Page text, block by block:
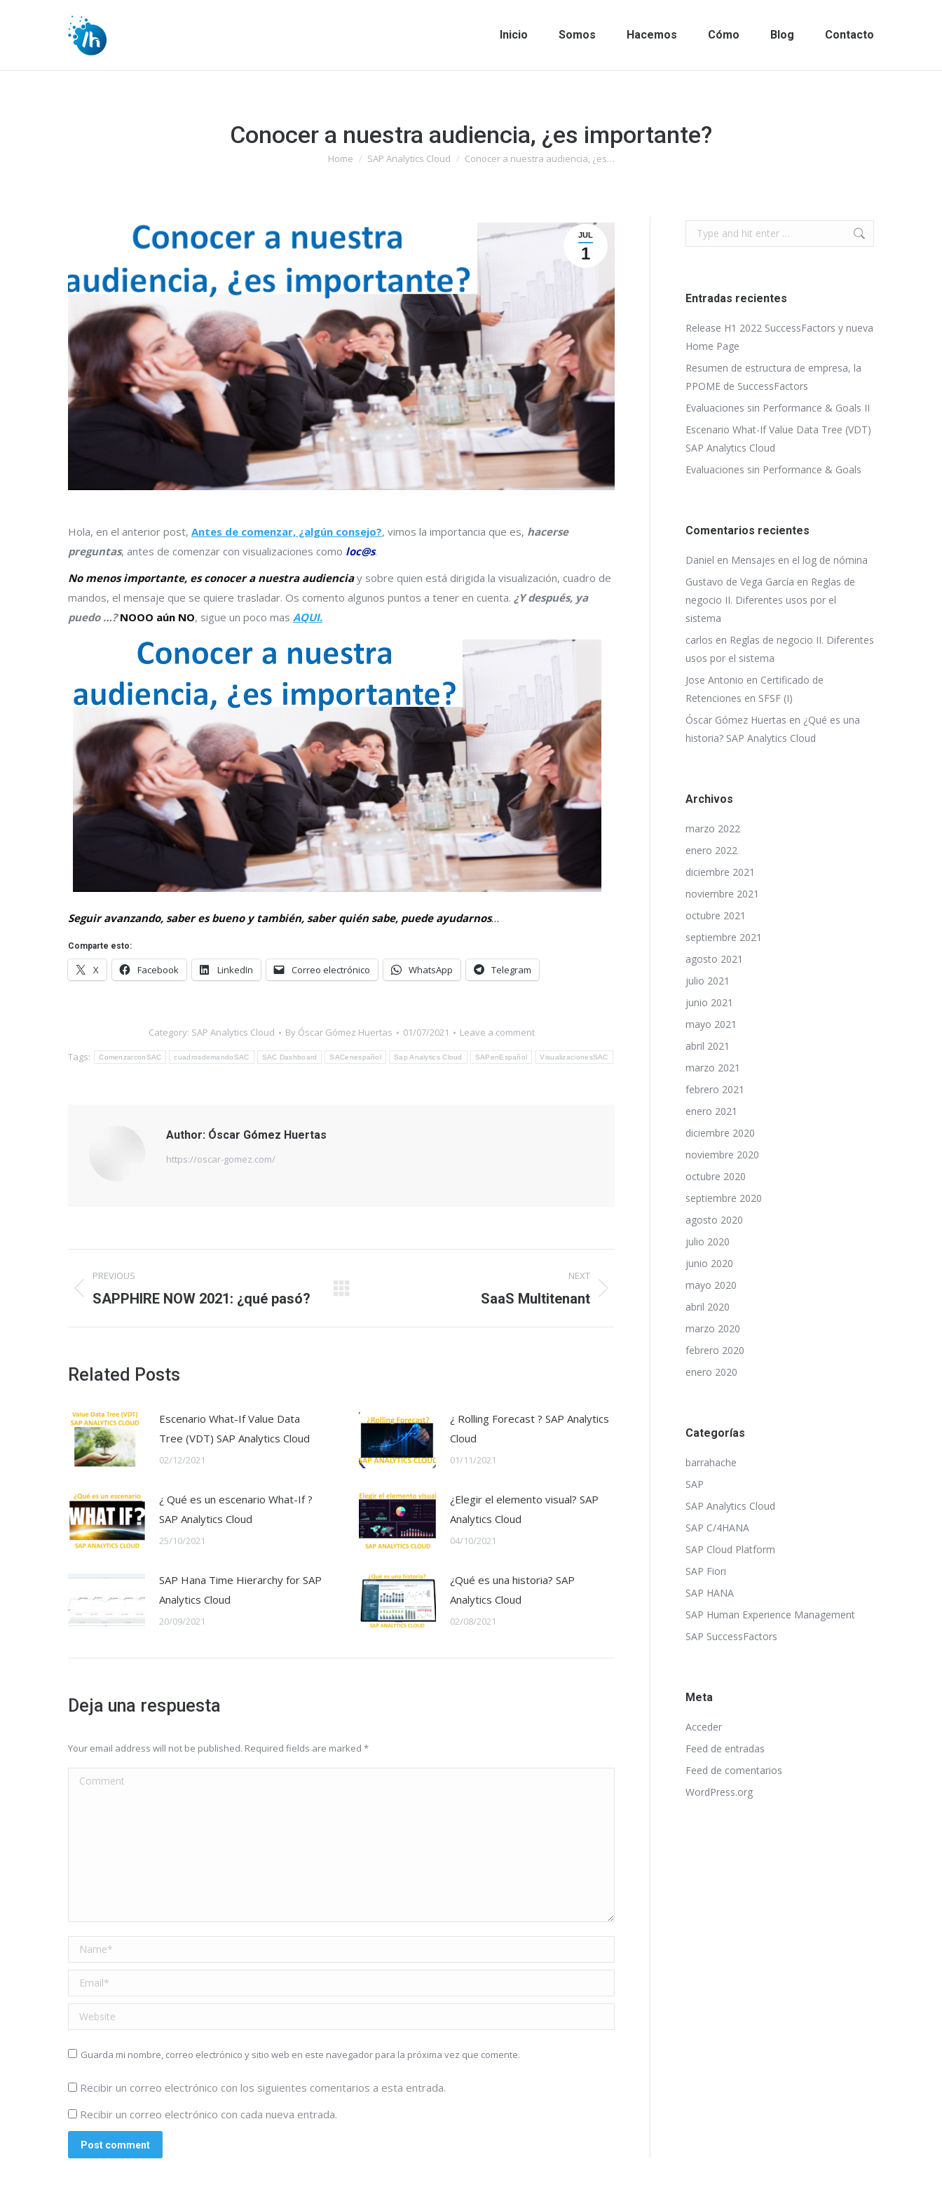
Inicio Somos Hacemos Cómo Blog Contacto
Conocer a nuestra audiencia, ¿es importante?
You are here:
Home SAP Analytics Cloud Conocer a nuestra audiencia, ¿es…
JUL
1
Hola, en el anterior post, Antes de comenzar, ¿algún consejo?, vimos la importancia que es, hacerse
preguntas, antes de comenzar con visualizaciones como loc@s.
No menos importante, es conocer a nuestra audiencia y sobre quien está dirigida la visualización, cuadro de
mandos, el mensaje que se quiere trasladar. Os comento algunos puntos a tener en cuenta. ¿Y después, ya
puedo …? NOOO aún NO, sigue un poco mas AQUI.
Seguir avanzando, saber es bueno y también, saber quién sabe, puede ayudarnos…
Comparte esto:
X Facebook LinkedIn Correo electrónico WhatsApp Telegram
Category: SAP Analytics Cloud By Óscar Gómez Huertas 01/07/2021
Leave a comment
Tags:
ComenzarconSAC cuadrosdemandoSAC SAC Dashboard SACenespañol Sap Analytics Cloud SAPenEspañol VisualizacionesSAC
Author: Óscar Gómez Huertas
https://oscar-gomez.com/
navigation
PREVIOUS
Previous
SAPPHIRE NOW 2021: ¿qué pasó?
NEXT
SaaS Multitenant
Related Posts
Escenario What-If Value Data
Tree (VDT) SAP Analytics Cloud
02/12/2021
¿ Rolling Forecast ? SAP Analytics
Cloud
01/11/2021
¿ Qué es un escenario What-If ?
SAP Analytics Cloud
25/10/2021
¿Elegir el elemento visual? SAP
Analytics Cloud
04/10/2021
SAP Hana Time Hierarchy for SAP
Analytics Cloud
20/09/2021
¿Qué es una historia? SAP
Analytics Cloud
02/08/2021
Deja una respuesta
Your email address will not be published. Required fields are marked *
Comment
Name *
Email *
Website
Guarda mi nombre, correo electrónico y sitio web en este navegador para la próxima vez que comente.
Recibir un correo electrónico con los siguientes comentarios a esta entrada.
Recibir un correo electrónico con cada nueva entrada.
Post comment
Search:
Entradas recientes
Release H1 2022 SuccessFactors y nueva
Home Page
Resumen de estructura de empresa, la
PPOME de SuccessFactors
Evaluaciones sin Performance & Goals II
Escenario What-If Value Data Tree (VDT)
SAP Analytics Cloud
Evaluaciones sin Performance & Goals
Comentarios recientes
Daniel en Mensajes en el log de nómina
Gustavo de Vega García en Reglas de
negocio II. Diferentes usos por el
sistema
carlos en Reglas de negocio II. Diferentes
usos por el sistema
Jose Antonio en Certificado de
Retenciones en SFSF (I)
Óscar Gómez Huertas en ¿Qué es una
historia? SAP Analytics Cloud
Archivos
marzo 2022
enero 2022
diciembre 2021
noviembre 2021
octubre 2021
septiembre 2021
agosto 2021
julio 2021
junio 2021
mayo 2021
abril 2021
marzo 2021
febrero 2021
enero 2021
diciembre 2020
noviembre 2020
octubre 2020
septiembre 2020
agosto 2020
julio 2020
junio 2020
mayo 2020
abril 2020
marzo 2020
febrero 2020
enero 2020
Categorías
barrahache
SAP
SAP Analytics Cloud
SAP C/4HANA
SAP Cloud Platform
SAP Fiori
SAP HANA
SAP Human Experience Management
SAP SuccessFactors
Meta
Acceder
Feed de entradas
Feed de comentarios
WordPress.org